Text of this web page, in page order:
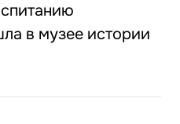
в музее истории